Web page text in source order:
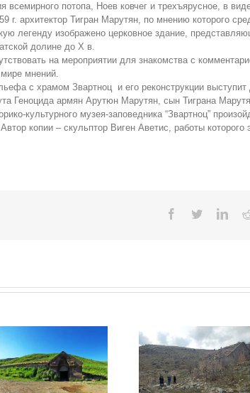
всемирного потопа, Ноев ковчег и трехъярусное, в
г. архитектор Тигран Марутян, по мнению которого
легенду изображено церковное здание,
долине до Х в.
на мероприятии для знакомства с
мнений.
с храмом Звартноц и его реконструкции выступит
Геноцида армян Арутюн Марутян, сын Тиграна
культурного музея-заповедника “Звартноц”
копии – скульптор Виген Аветис, работы которого
Facebook
Twitter